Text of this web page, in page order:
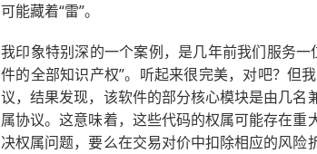
可能藏着“雷”。
我印象特别深的一个案例，是几年前我们服务
件的全部知识产权”。听起来很完美，对吧？但
议，结果发现，该软件的部分核心模块是由几
属协议。这意味着，这些代码的权属可能存在
决权属问题，要么在交易对价中扣除相应的风